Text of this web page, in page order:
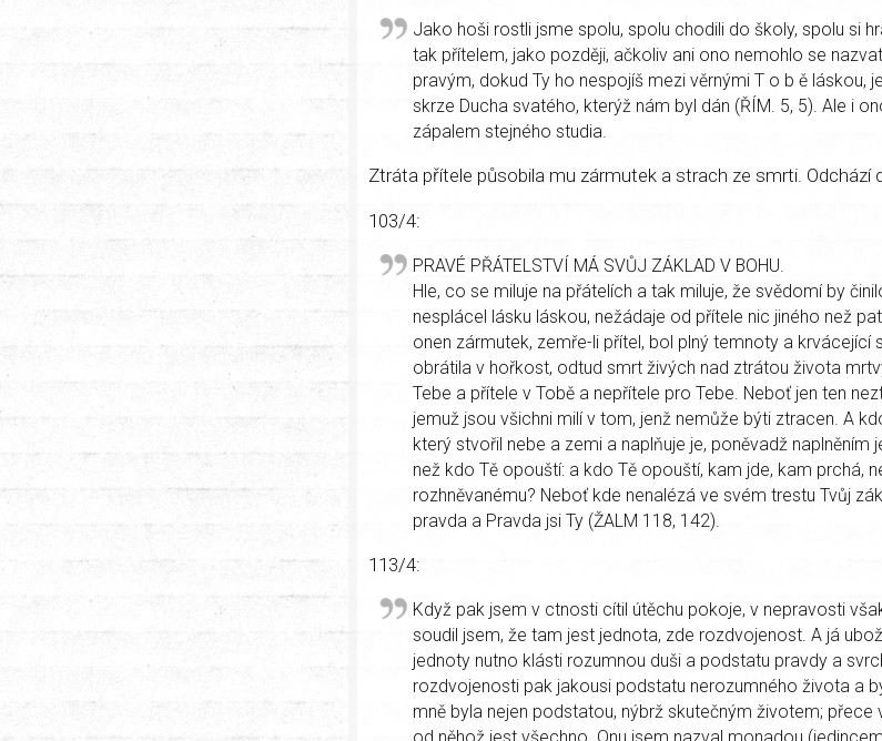
Jako hoši rostli jsme spolu, spolu chodili do školy, spolu si
tak přítelem, jako později, ačkoliv ani ono nemohlo se
pravým, dokud Ty ho nespojíš mezi věrnými T o b ě láskou,
skrze Ducha svatého, kterýž nám byl dán (ŘÍM. 5, 5). Ale i
zápalem stejného studia.
Ztráta přítele působila mu zármutek a strach ze smrti. Odchází
103/4:
PRAVÉ PŘÁTELSTVÍ MÁ SVŮJ ZÁKLAD V BOHU.
Hle, co se miluje na přátelích a tak miluje, že svědomí by
nesplácel lásku láskou, nežádaje od přítele nic jiného než
onen zármutek, zemře-li přítel, bol plný temnoty a krvácející
obrátila v hořkost, odtud smrt živých nad ztrátou života
Tebe a přítele v Tobě a nepřítele pro Tebe. Neboť jen ten
jemuž jsou všichni milí v tom, jenž nemůže býti ztracen. A
který stvořil nebe a zemi a naplňuje je, poněvadž naplněním
než kdo Tě opouští: a kdo Tě opouští, kam jde, kam prchá,
rozhněvanému? Neboť kde nenalézá ve svém trestu Tvůj
pravda a Pravda jsi Ty (ŽALM 118, 142).
113/4:
Když pak jsem v ctnosti cítil útěchu pokoje, v nepravosti
soudil jsem, že tam jest jednota, zde rozdvojenost. A já
jednoty nutno klásti rozumnou duši a podstatu pravdy a
rozdvojenosti pak jakousi podstatu nerozumného života a
mně byla nejen podstatou, nýbrž skutečným životem; přece